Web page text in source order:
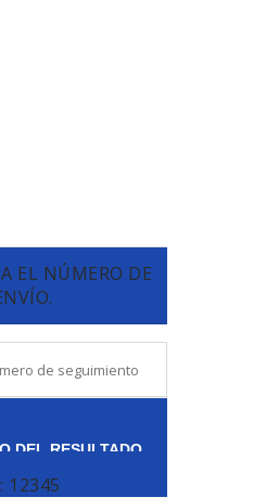
EL NÚMERO DE
12345